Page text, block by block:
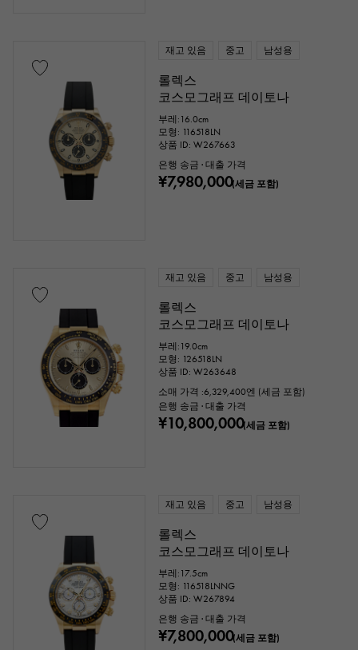
재고 있음 중고 남성용
롤렉스
코스모그래프 데이토나
부레:16.0cm
모형: 116518LN
상품 ID: W267663
은행 송금 · 대출 가격
¥7,980,000(세금 포함)
재고 있음 중고 남성용
롤렉스
코스모그래프 데이토나
부레:19.0cm
모형: 126518LN
상품 ID: W263648
소매 가격 :6,329,400엔 (세금 포함)
은행 송금 · 대출 가격
¥10,800,000(세금 포함)
재고 있음 중고 남성용
롤렉스
코스모그래프 데이토나
부레:17.5cm
모형: 116518LNNG
상품 ID: W267894
은행 송금 · 대출 가격
¥7,800,000(세금 포함)